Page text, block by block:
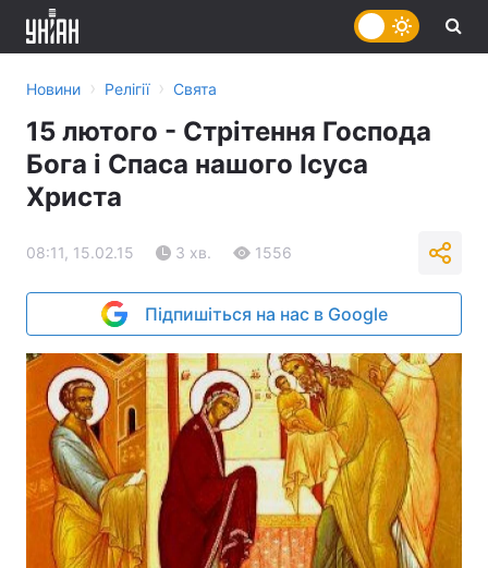
Новини › Релігії › Свята
15 лютого - Стрітення Господа
Бога і Спаса нашого Ісуса
Христа
08:11, 15.02.15 3 хв. 1556
Підпишіться на нас в Google